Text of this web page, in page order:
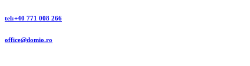
tel:+40 771 008 266
office@domio.ro